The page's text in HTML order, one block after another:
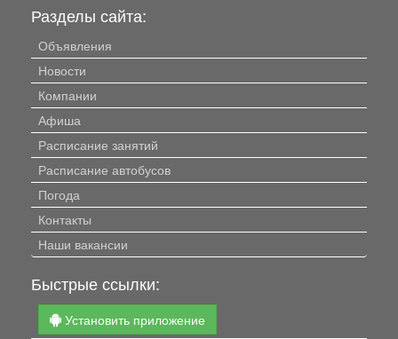
Разделы сайта:
Объявления
Новости
Компании
Афиша
Расписание занятий
Расписание автобусов
Погода
Контакты
Наши вакансии
Быстрые ссылки:
Установить приложение